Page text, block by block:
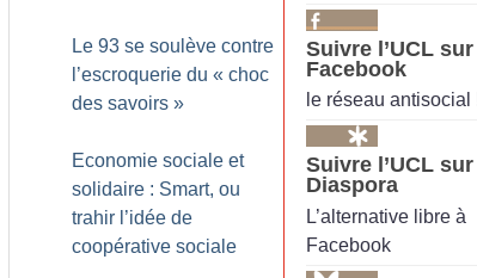
Le 93 se soulève contre
l’escroquerie du « choc
des savoirs »
Economie sociale et
solidaire : Smart, ou
trahir l’idée de
coopérative sociale
Suivre l’UCL sur
Facebook
le réseau antisocial
Suivre l’UCL sur
Diaspora
L’alternative libre à
Facebook